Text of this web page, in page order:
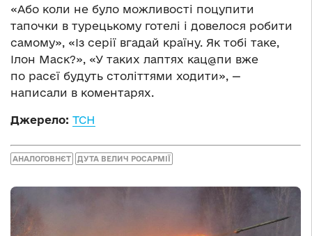
«Або коли не було можливості поцупити
тапочки в турецькому готелі і довелося робити
самому», «Із серії вгадай країну. Як тобі таке,
Ілон Маск?», «У таких лаптях кац@пи вже
по расєї будуть століттями ходити», —
написали в коментарях.
Джерело: ТСН
АНАЛОГОВНЄТ ДУТА ВЕЛИЧ РОСАРМІЇ